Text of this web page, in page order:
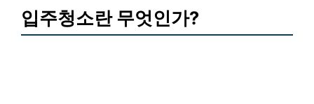
입주청소란 무엇인가?